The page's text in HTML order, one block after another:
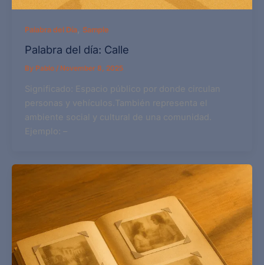
Palabra del Día, Sample
Palabra del día: Calle
By Pablo / November 8, 2025
Significado: Espacio público por donde circulan
personas y vehículos.También representa el
ambiente social y cultural de una comunidad.
Ejemplo: –